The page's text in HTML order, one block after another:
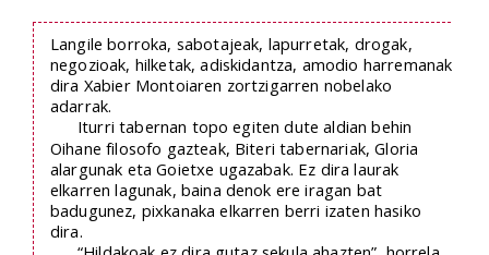
Langile borroka, sabotajeak, lapurretak, drogak,
negozioak, hilketak, adiskidantza, amodio harremanak
dira Xabier Montoiaren zortzigarren nobelako
adarrak.
Iturri tabernan topo egiten dute aldian behin
Oihane filosofo gazteak, Biteri tabernariak, Gloria
alargunak eta Goietxe ugazabak. Ez dira laurak
elkarren lagunak, baina denok ere iragan bat
badugunez, pixkanaka elkarren berri izaten hasiko
dira.